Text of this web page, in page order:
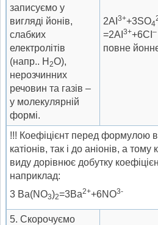
записуємо у
вигляді йонів,
слабких
електролітів
(напр.. Н 2О),
нерозчинних
речовин та газів –
у молекулярній
формі.
2AI 3++3SO4
=2AI 3++6CI –
повне
!!! Коефіцієнт перед формулою
катіонів, так і до аніонів, а тому
виду дорівнює добутку
наприклад:
3 Ва(NО3)2=3Ва2++6NО3-
5. Скорочуємо